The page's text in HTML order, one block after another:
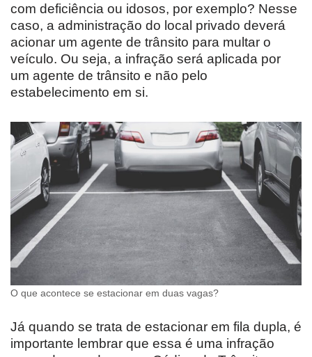
com deficiência ou idosos, por exemplo? Nesse
caso, a administração do local privado deverá
acionar um agente de trânsito para multar o
veículo. Ou seja, a infração será aplicada por
um agente de trânsito e não pelo
estabelecimento em si.
O que acontece se estacionar em duas vagas?
Já quando se trata de estacionar em fila dupla, é
importante lembrar que essa é uma infração